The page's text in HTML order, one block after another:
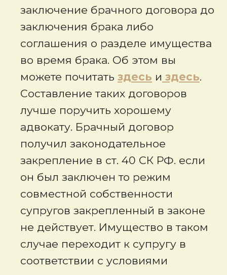
заключение брачного договора до
заключения брака либо
соглашения о разделе имущества
во время брака. Об этом вы
можете почитать здесь и здесь.
Составление таких договоров
лучше поручить хорошему
адвокату. Брачный договор
получил законодательное
закрепление в ст. 40 СК РФ. если
он был заключен то режим
совместной собственности
супругов закрепленный в законе
не действует. Имущество в таком
случае переходит к супругу в
соответствии с условиями